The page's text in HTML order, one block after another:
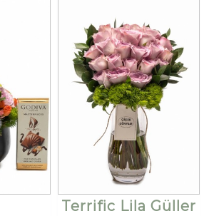
Terrific Lila Güller